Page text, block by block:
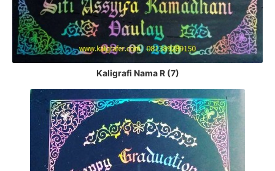
Kaligrafi Nama R (7)